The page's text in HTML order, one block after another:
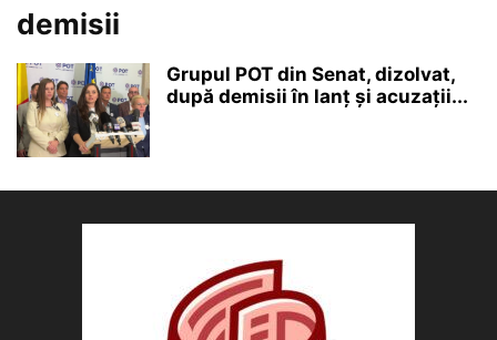
demisii
Grupul POT din Senat, dizolvat,
după demisii în lanț și acuzații...